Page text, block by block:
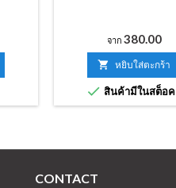
จาก ราคา
380.00
 หยิบใส่ตะกร้า
 สินค้ามีในสต็อค
CONTACT